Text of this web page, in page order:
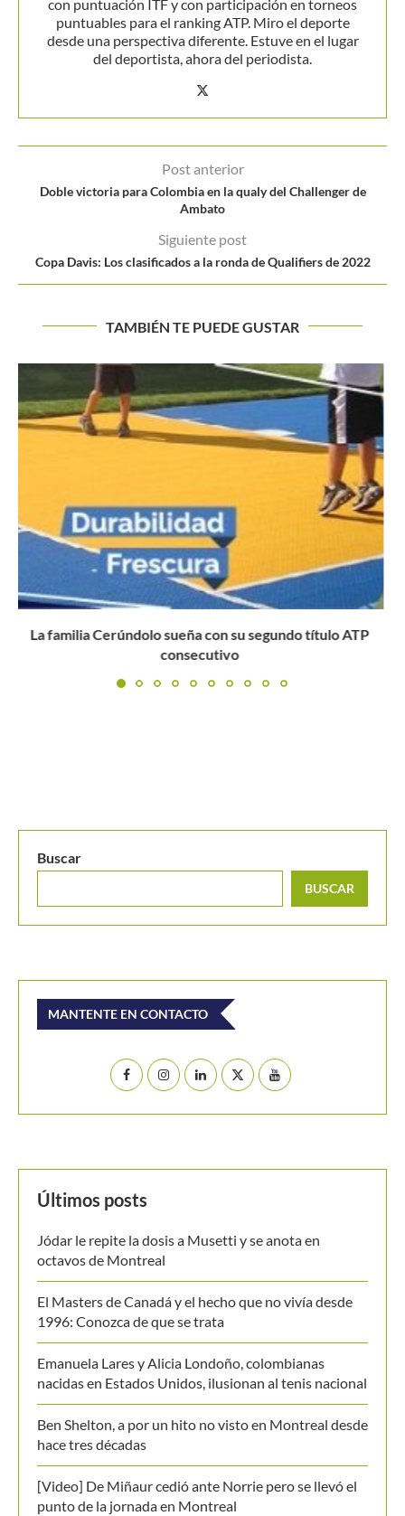
con puntuación ITF y con participación en torneos
puntuables para el ranking ATP. Miro el deporte
desde una perspectiva diferente. Estuve en el lugar
del deportista, ahora del periodista.
Post anterior
Doble victoria para Colombia en la qualy del Challenger de
Ambato
Siguiente post
Copa Davis: Los clasificados a la ronda de Qualifiers de 2022
TAMBIÉN TE PUEDE GUSTAR
Federer: «Me gustaría volver a jugar Wimbledon, pero a
mi...
Buscar
BUSCAR
MANTENTE EN CONTACTO
Últimos posts
Jódar le repite la dosis a Musetti y se anota en
octavos de Montreal
El Masters de Canadá y el hecho que no vivía desde
1996: Conozca de que se trata
Emanuela Lares y Alicia Londoño, colombianas
nacidas en Estados Unidos, ilusionan al tenis nacional
Ben Shelton, a por un hito no visto en Montreal desde
hace tres décadas
[Video] De Miñaur cedió ante Norrie pero se llevó el
punto de la jornada en Montreal